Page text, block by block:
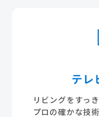
テレ
リビングをすっ
プロの確かな技